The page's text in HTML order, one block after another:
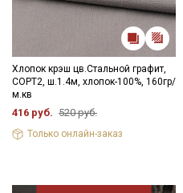
Хлопок крэш цв.Стальной графит,
СОРТ2, ш.1.4м, хлопок-100%, 160гр/
м.кв
416 руб. 520 руб.
Только онлайн-заказ